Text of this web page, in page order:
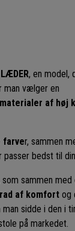
, en model,
man vælger en
af høj
farver, sammen
bedst til
som sammen med
af komfort og
sidde i den i
på markedet.